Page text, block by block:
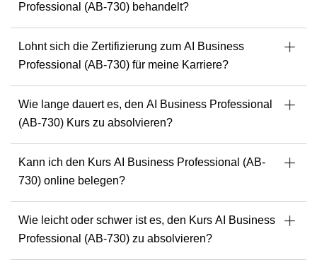
Professional (AB-730) behandelt?
Lohnt sich die Zertifizierung zum AI Business
Professional (AB-730) für meine Karriere?
Wie lange dauert es, den AI Business Professional
(AB-730) Kurs zu absolvieren?
Kann ich den Kurs AI Business Professional (AB-
730) online belegen?
Wie leicht oder schwer ist es, den Kurs AI Business
Professional (AB-730) zu absolvieren?